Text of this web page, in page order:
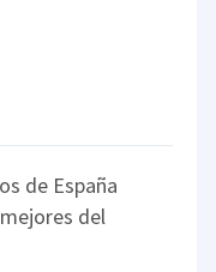
de España
del